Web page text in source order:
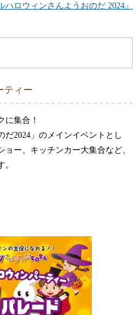
ハロウィンさんようおのだ 2024』
ティー
に集合！
だ2024」のメインイベントとし
ー、キッチンカー大集合など、